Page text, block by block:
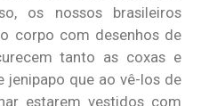
os nossos brasileiros
corpo com desenhos de
tanto as coxas e
jenipapo que ao vê-los de
estarem vestidos com